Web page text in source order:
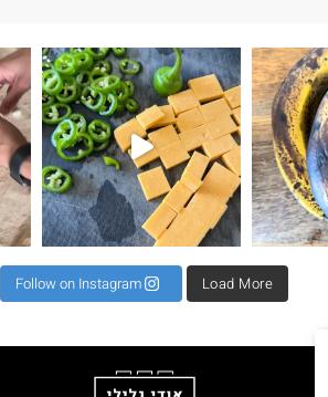
הזה ראיתי
למינציה מגיע כקיפול שני או שלישי לרב כדי
תאנים בלחם זה שילוב מגן עדן ל 2 לחמים
Load More
Follow on Instagram